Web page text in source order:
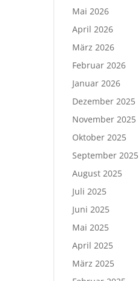
Mai 2026
April 2026
März 2026
Februar 2026
Januar 2026
Dezember 2025
November 2025
Oktober 2025
September 2025
August 2025
Juli 2025
Juni 2025
Mai 2025
April 2025
März 2025